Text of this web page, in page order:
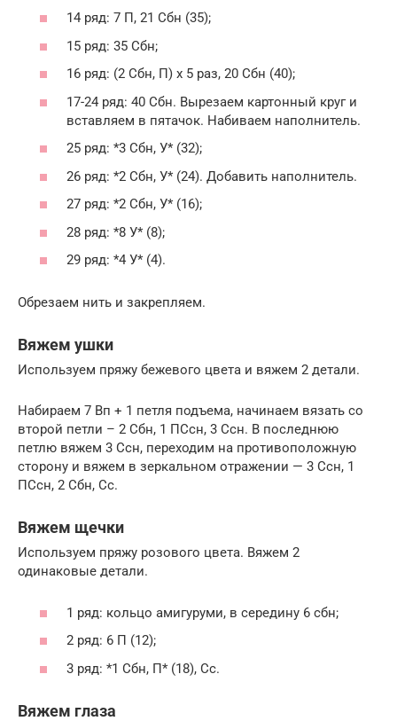
14 ряд: 7 П, 21 Сбн (35);
15 ряд: 35 Сбн;
16 ряд: (2 Сбн, П) х 5 раз, 20 Сбн (40);
17-24 ряд: 40 Сбн. Вырезаем картонный круг и
вставляем в пятачок. Набиваем наполнитель.
25 ряд: *3 Сбн, У* (32);
26 ряд: *2 Сбн, У* (24). Добавить наполнитель.
27 ряд: *2 Сбн, У* (16);
28 ряд: *8 У* (8);
29 ряд: *4 У* (4).
Обрезаем нить и закрепляем.
Вяжем ушки
Используем пряжу бежевого цвета и вяжем 2 детали.
Набираем 7 Вп + 1 петля подъема, начинаем вязать со
второй петли – 2 Сбн, 1 ПСсн, 3 Ссн. В последнюю
петлю вяжем 3 Ссн, переходим на противоположную
сторону и вяжем в зеркальном отражении — 3 Ссн, 1
ПСсн, 2 Сбн, Сс.
Вяжем щечки
Используем пряжу розового цвета. Вяжем 2
одинаковые детали.
1 ряд: кольцо амигуруми, в середину 6 сбн;
2 ряд: 6 П (12);
3 ряд: *1 Сбн, П* (18), Сс.
Вяжем глаза